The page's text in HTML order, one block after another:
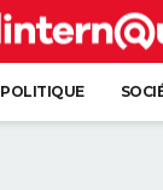
POLITIQUE